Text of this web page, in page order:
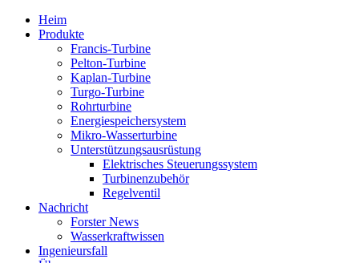
Heim
Produkte
Francis-Turbine
Pelton-Turbine
Kaplan-Turbine
Turgo-Turbine
Rohrturbine
Energiespeichersystem
Mikro-Wasserturbine
Unterstützungsausrüstung
Elektrisches Steuerungssystem
Turbinenzubehör
Regelventil
Nachricht
Forster News
Wasserkraftwissen
Ingenieursfall